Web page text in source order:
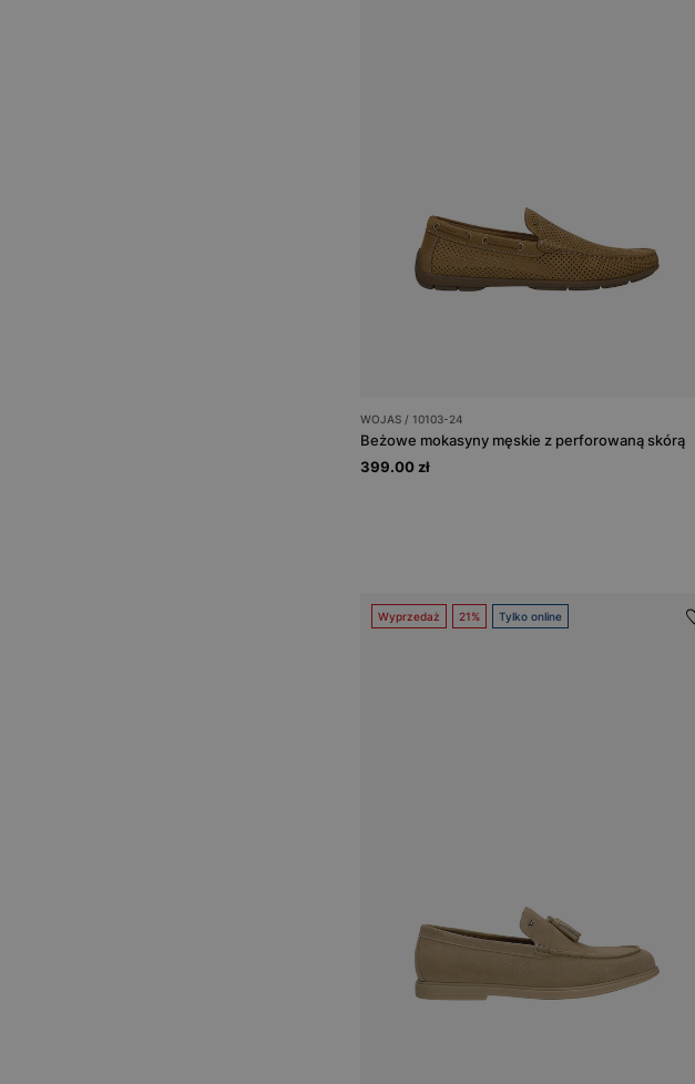
WOJAS / 10103-24
Beżowe mokasyny męskie z perforowaną skórą
399.00 zł
Wyprzedaż 21% Tylko online